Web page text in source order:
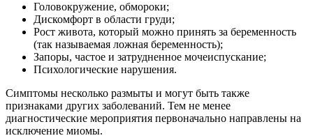
Головокружение, обмороки;
Дискомфорт в области груди;
Рост живота, который можно принять за беременность
(так называемая ложная беременность);
Запоры, частое и затрудненное мочеиспускание;
Психологические нарушения.
Симптомы несколько размыты и могут быть также
признаками других заболеваний. Тем не менее
диагностические мероприятия первоначально направлены на
исключение миомы.